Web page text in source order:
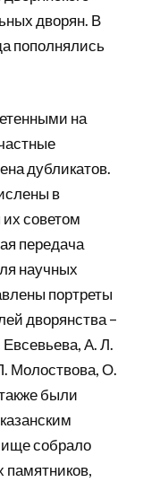
дворян. В
пополнялись
на
дубликатов.
в
советом
передача
научных
портреты
дворянства –
А. Л.
Молоствова, О.
были
собрало
памятников,